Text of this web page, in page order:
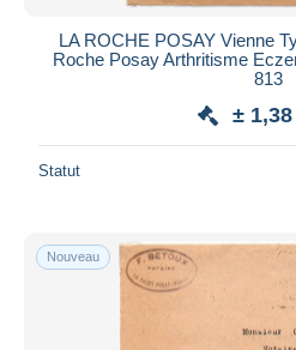
LA ROCHE POSAY Vienne
Roche Posay Arthritisme
813
±
Statut
Nouveau